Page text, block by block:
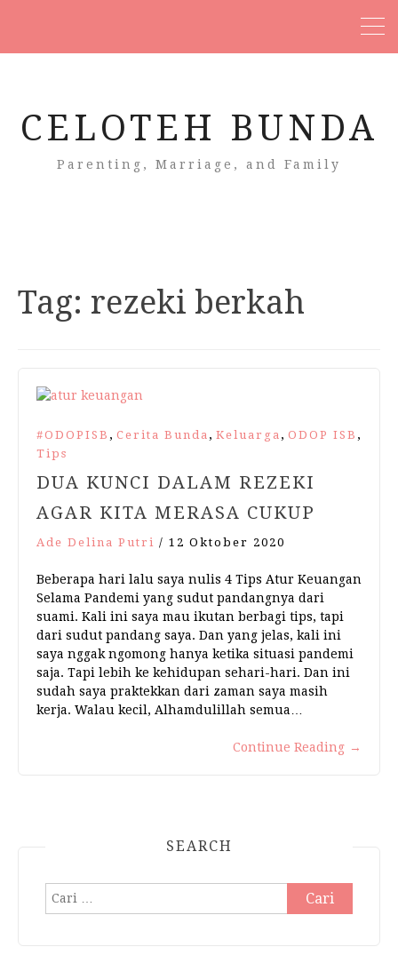
CELOTEH BUNDA
Parenting, Marriage, and Family
Tag: rezeki berkah
#ODOPISB , Cerita Bunda , Keluarga , ODOP ISB ,
Tips
DUA KUNCI DALAM REZEKI
AGAR KITA MERASA CUKUP
Ade Delina Putri / 12 Oktober 2020
Beberapa hari lalu saya nulis 4 Tips Atur Keuangan
Selama Pandemi yang sudut pandangnya dari
suami. Kali ini saya mau ikutan berbagi tips, tapi
dari sudut pandang saya. Dan yang jelas, kali ini
saya nggak ngomong hanya ketika situasi pandemi
saja. Tapi lebih ke kehidupan sehari-hari. Dan ini
sudah saya praktekkan dari zaman saya masih
kerja. Walau kecil, Alhamdulillah semua…
Continue Reading →
SEARCH
Cari
untuk: